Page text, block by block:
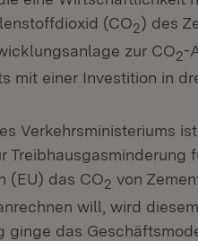
(CO2) des
zur CO2-
mit einer Investition in
Verkehrsministeriums
Treibhausgasminderung
(EU) das CO2 von
will, wird
ginge das